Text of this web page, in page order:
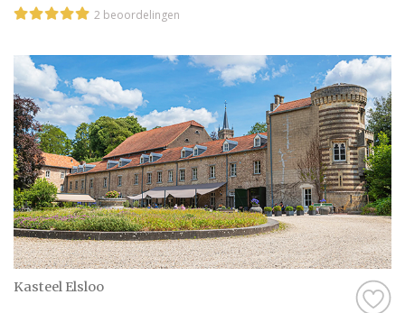
2 beoordelingen
Kasteel Elsloo